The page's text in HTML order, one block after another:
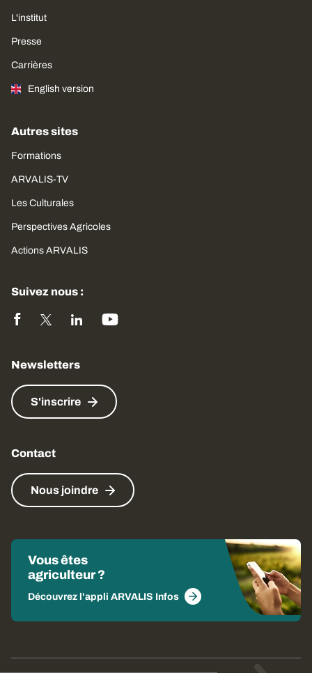
L'institut
Presse
Carrières
English version
Autres sites
Formations
ARVALIS-TV
Les Culturales
Perspectives Agricoles
Actions ARVALIS
Suivez nous :
Newsletters
S'inscrire
Contact
Nous joindre
Vous êtes
agriculteur ?
Découvrez l'appli ARVALIS Infos